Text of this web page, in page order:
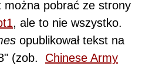
pobrać ze strony
, ale to nie wszystko.
opublikował tekst na
(zob. Chinese Army